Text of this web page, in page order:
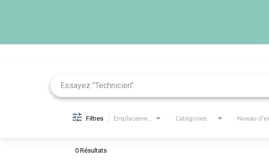
Filtres Catégories
0 Résultats